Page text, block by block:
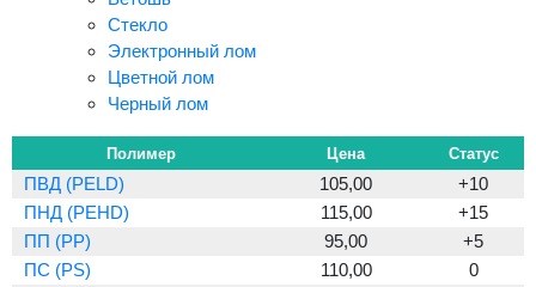
Стекло
Электронный лом
Цветной лом
Черный лом
Полимер Цена Статус
ПВД (PELD) 105,00
+10
ПНД (PEHD)
115,00
+15
ПП (PP)
95,00
+5
ПС (PS)
110,00
0